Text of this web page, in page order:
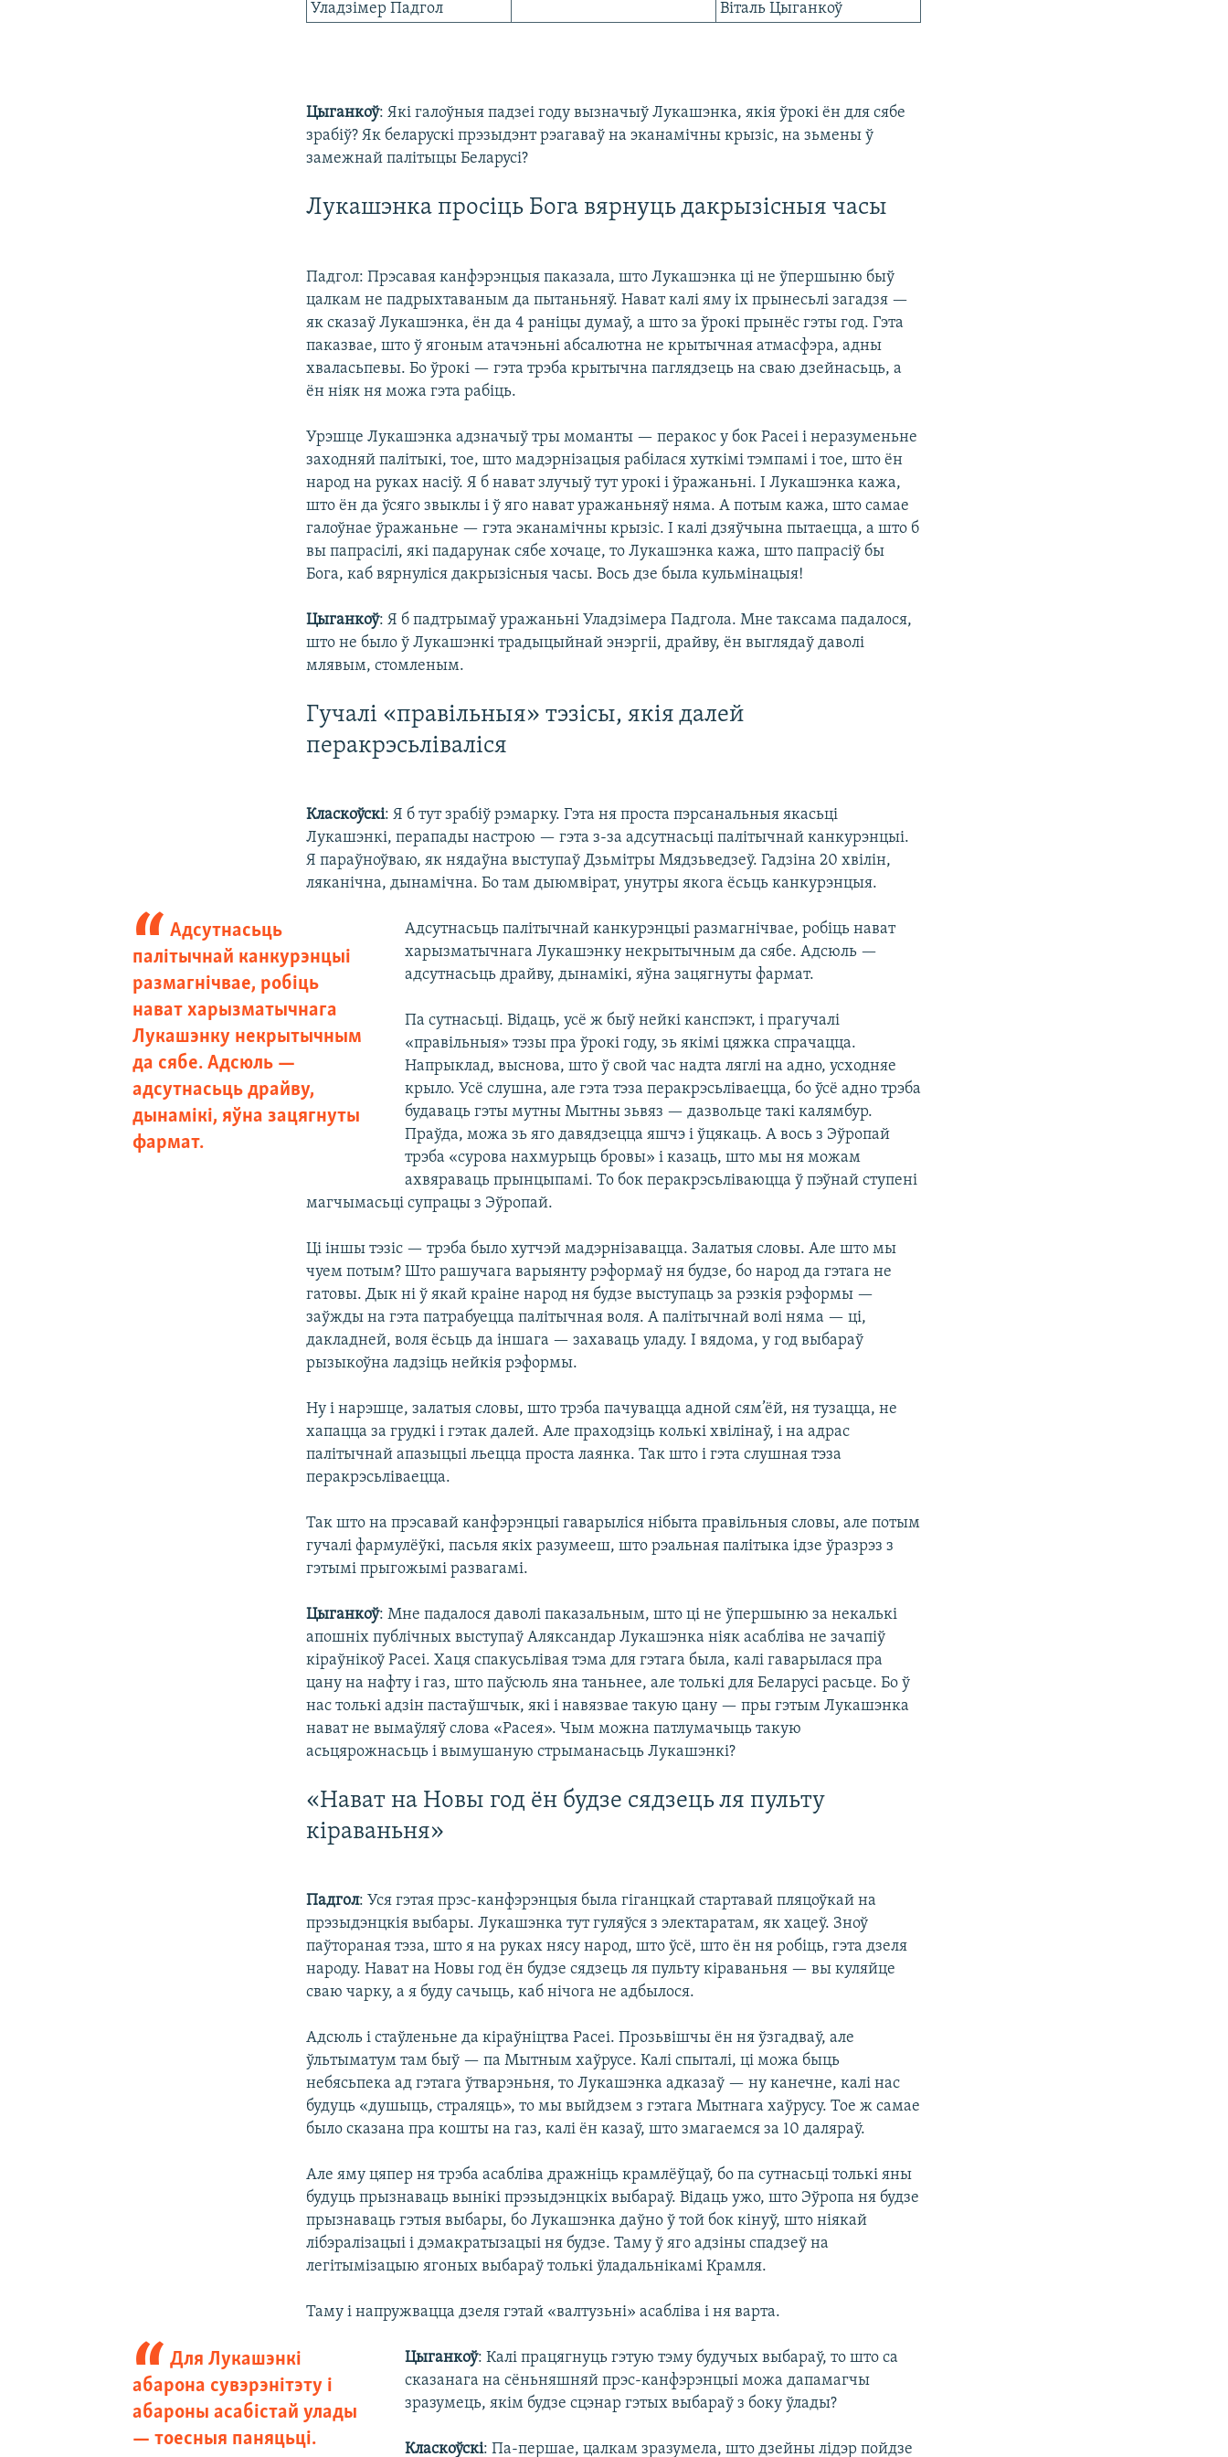
Уладзімер Падгол Віталь Цыганкоў
Цыганкоў: Які галоўныя падзеі году вызначыў Лукашэнка, якія ўрокі ён для сябе
зрабіў? Як беларускі прэзыдэнт рэагаваў на эканамічны крызіс, на зьмены ў
замежнай палітыцы Беларусі?
Лукашэнка просіць Бога вярнуць дакрызісныя часы
Падгол: Прэсавая канфэрэнцыя паказала, што Лукашэнка ці не ўпершыню быў
цалкам не падрыхтаваным да пытаньняў. Нават калі яму іх прынесьлі загадзя —
як сказаў Лукашэнка, ён да 4 раніцы думаў, а што за ўрокі прынёс гэты год. Гэта
паказвае, што ў ягоным атачэньні абсалютна не крытычная атмасфэра, адны
хваласьпевы. Бо ўрокі — гэта трэба крытычна паглядзець на сваю дзейнасьць, а
ён ніяк ня можа гэта рабіць.
Урэшце Лукашэнка адзначыў тры моманты — перакос у бок Расеі і неразуменьне
заходняй палітыкі, тое, што мадэрнізацыя рабілася хуткімі тэмпамі і тое, што ён
народ на руках насіў. Я б нават злучыў тут урокі і ўражаньні. І Лукашэнка кажа,
што ён да ўсяго звыклы і ў яго нават уражаньняў няма. А потым кажа, што самае
галоўнае ўражаньне — гэта эканамічны крызіс. І калі дзяўчына пытаецца, а што б
вы папрасілі, які падарунак сябе хочаце, то Лукашэнка кажа, што папрасіў бы
Бога, каб вярнуліся дакрызісныя часы. Вось дзе была кульмінацыя!
Цыганкоў: Я б падтрымаў уражаньні Уладзімера Падгола. Мне таксама падалося,
што не было ў Лукашэнкі традыцыйнай энэргіі, драйву, ён выглядаў даволі
млявым, стомленым.
Гучалі «правільныя» тэзісы, якія далей
перакрэсьліваліся
Класкоўскі: Я б тут зрабіў рэмарку. Гэта ня проста пэрсанальныя якасьці
Лукашэнкі, перапады настрою — гэта з-за адсутнасьці палітычнай канкурэнцыі.
Я параўноўваю, як нядаўна выступаў Дзьмітры Мядзьведзеў. Гадзіна 20 хвілін,
ляканічна, дынамічна. Бо там дыюмвірат, унутры якога ёсьць канкурэнцыя.
Адсутнасьць
палітычнай канкурэнцыі
размагнічвае, робіць
нават харызматычнага
Лукашэнку некрытычным
да сябе. Адсюль —
адсутнасьць драйву,
дынамікі, яўна зацягнуты
фармат.
Адсутнасьць палітычнай канкурэнцыі размагнічвае, робіць нават
харызматычнага Лукашэнку некрытычным да сябе. Адсюль —
адсутнасьць драйву, дынамікі, яўна зацягнуты фармат.
Па сутнасьці. Відаць, усё ж быў нейкі канспэкт, і прагучалі
«правільныя» тэзы пра ўрокі году, зь якімі цяжка спрачацца.
Напрыклад, выснова, што ў свой час надта ляглі на адно, усходняе
крыло. Усё слушна, але гэта тэза перакрэсьліваецца, бо ўсё адно трэба
будаваць гэты мутны Мытны зьвяз — дазвольце такі калямбур.
Праўда, можа зь яго давядзецца яшчэ і ўцякаць. А вось з Эўропай
трэба «сурова нахмурыць бровы» і казаць, што мы ня можам
ахвяраваць прынцыпамі. То бок перакрэсьліваюцца ў пэўнай ступені
магчымасьці супрацы з Эўропай.
Ці іншы тэзіс — трэба было хутчэй мадэрнізавацца. Залатыя словы. Але што мы
чуем потым? Што рашучага варыянту рэформаў ня будзе, бо народ да гэтага не
гатовы. Дык ні ў якай краіне народ ня будзе выступаць за рэзкія рэформы —
заўжды на гэта патрабуецца палітычная воля. А палітычнай волі няма — ці,
дакладней, воля ёсьць да іншага — захаваць уладу. І вядома, у год выбараў
рызыкоўна ладзіць нейкія рэформы.
Ну і нарэшце, залатыя словы, што трэба пачувацца адной сям’ёй, ня тузацца, не
хапацца за грудкі і гэтак далей. Але праходзіць колькі хвілінаў, і на адрас
палітычнай апазыцыі льецца проста лаянка. Так што і гэта слушная тэза
перакрэсьліваецца.
Так што на прэсавай канфэрэнцыі гаварыліся нібыта правільныя словы, але потым
гучалі фармулёўкі, пасьля якіх разумееш, што рэальная палітыка ідзе ўразрэз з
гэтымі прыгожымі развагамі.
Цыганкоў: Мне падалося даволі паказальным, што ці не ўпершыню за некалькі
апошніх публічных выступаў Аляксандар Лукашэнка ніяк асабліва не зачапіў
кіраўнікоў Расеі. Хаця спакусьлівая тэма для гэтага была, калі гаварылася пра
цану на нафту і газ, што паўсюль яна таньнее, але толькі для Беларусі расьце. Бо ў
нас толькі адзін пастаўшчык, які і навязвае такую цану — пры гэтым Лукашэнка
нават не вымаўляў слова «Расея». Чым можна патлумачыць такую
асьцярожнасьць і вымушаную стрыманасьць Лукашэнкі?
«Нават на Новы год ён будзе сядзець ля пульту
кіраваньня»
Падгол: Уся гэтая прэс-канфэрэнцыя была гіганцкай стартавай пляцоўкай на
прэзыдэнцкія выбары. Лукашэнка тут гуляўся з электаратам, як хацеў. Зноў
паўтораная тэза, што я на руках нясу народ, што ўсё, што ён ня робіць, гэта дзеля
народу. Нават на Новы год ён будзе сядзець ля пульту кіраваньня — вы куляйце
сваю чарку, а я буду сачыць, каб нічога не адбылося.
Адсюль і стаўленьне да кіраўніцтва Расеі. Прозьвішчы ён ня ўзгадваў, але
ўльтыматум там быў — па Мытным хаўрусе. Калі спыталі, ці можа быць
небясьпека ад гэтага ўтварэньня, то Лукашэнка адказаў — ну канечне, калі нас
будуць «душыць, страляць», то мы выйдзем з гэтага Мытнага хаўрусу. Тое ж самае
было сказана пра кошты на газ, калі ён казаў, што змагаемся за 10 даляраў.
Але яму цяпер ня трэба асабліва дражніць крамлёўцаў, бо па сутнасьці толькі яны
будуць прызнаваць вынікі прэзыдэнцкіх выбараў. Відаць ужо, што Эўропа ня будзе
прызнаваць гэтыя выбары, бо Лукашэнка даўно ў той бок кінуў, што ніякай
лібэралізацыі і дэмакратызацыі ня будзе. Таму ў яго адзіны спадзеў на
легітымізацыю ягоных выбараў толькі ўладальнікамі Крамля.
Таму і напружвацца дзеля гэтай «валтузьні» асабліва і ня варта.
Цыганкоў: Калі працягнуць
Для Лукашэнкі
абарона сувэрэнітэту і
абароны асабістай улады
— тоесныя паняцьці.
гэтую тэму будучых выбараў, то што са
сказанага на сёньняшняй прэс-канфэрэнцыі можа дапамагчы
зразумець, якім будзе сцэнар гэтых выбараў з боку ўлады?
Класкоўскі: Па-першае, цалкам зразумела, што дзейны лідэр пойдзе